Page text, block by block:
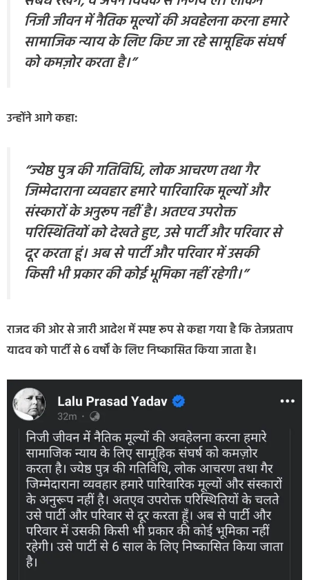
निजी जीवन में नैतिक मूल्यों की अवहेलना करना हमारे
सामाजिक न्याय के लिए किए जा रहे सामूहिक संघर्ष
को कमज़ोर करता है।”
उन्होंने आगे कहा:
“ज्येष्ठ पुत्र की गतिविधि, लोक आचरण तथा गैर
जिम्मेदाराना व्यवहार हमारे पारिवारिक मूल्यों और
संस्कारों के अनुरूप नहीं है। अतएव उपरोक्त
परिस्थितियों को देखते हुए, उसे पार्टी और परिवार से
दूर करता हूं। अब से पार्टी और परिवार में उसकी
किसी भी प्रकार की कोई भूमिका नहीं रहेगी।”
राजद की ओर से जारी आदेश में स्पष्ट रूप से कहा गया है कि तेजप्रताप
यादव को पार्टी से 6 वर्षों के लिए निष्कासित किया जाता है।